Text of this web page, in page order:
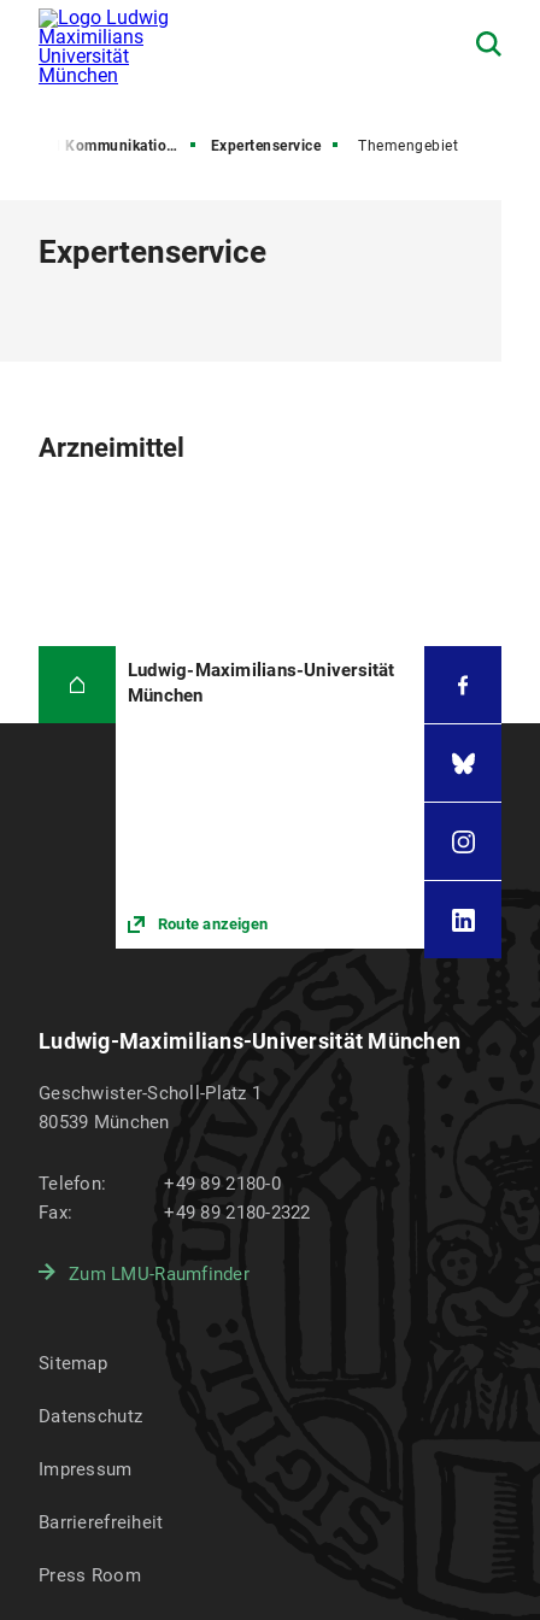
und Kommunikation (PuK) Expertenservice Themengebiet
Expertenservice
Arzneimittel
Ludwig-Maximilians-Universität
München
Route anzeigen
Ludwig-Maximilians-Universität München
Geschwister-Scholl-Platz 1
80539 München
Telefon:
+49 89 2180-0
Fax:
+49 89 2180-2322
Zum LMU-Raumfinder
Sitemap
Datenschutz
Impressum
Barrierefreiheit
Press Room